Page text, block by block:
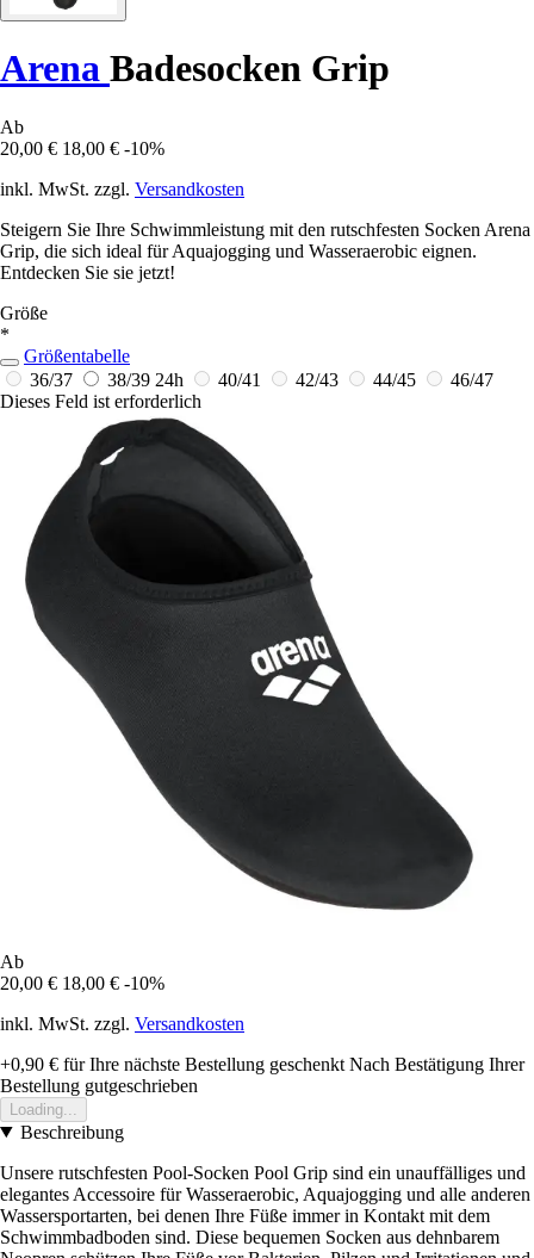
Arena Badesocken Grip
Ab
20,00 € 18,00 € -10%
inkl. MwSt. zzgl. Versandkosten
Steigern Sie Ihre Schwimmleistung mit den rutschfesten Socken Arena
Grip, die sich ideal für Aquajogging und Wasseraerobic eignen.
Entdecken Sie sie jetzt!
Größe
*
Größentabelle
36/37
38/39 24h 40/41 42/43 44/45
46/47
Dieses Feld ist erforderlich
Ab
20,00 € 18,00 € -10%
inkl. MwSt. zzgl. Versandkosten
+0,90 € für Ihre nächste Bestellung geschenkt Nach Bestätigung Ihrer
Bestellung gutgeschrieben
Loading...
Beschreibung
Unsere rutschfesten Pool-Socken Pool Grip sind ein unauffälliges und
elegantes Accessoire für Wasseraerobic, Aquajogging und alle anderen
Wassersportarten, bei denen Ihre Füße immer in Kontakt mit dem
Schwimmbadboden sind. Diese bequemen Socken aus dehnbarem